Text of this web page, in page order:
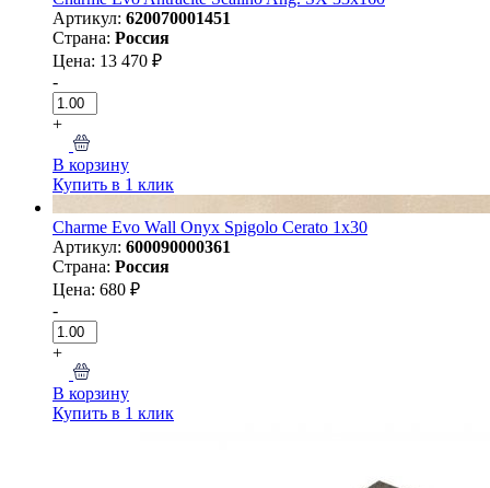
Артикул: 620070001451
Страна: Россия
Цена: 13 470 ₽
-
+
В корзину
Купить в 1 клик
Charme Evo Wall Onyx Spigolo Cerato 1х30
Артикул: 600090000361
Страна: Россия
Цена: 680 ₽
-
+
В корзину
Купить в 1 клик